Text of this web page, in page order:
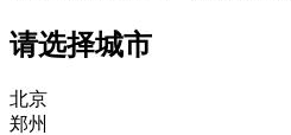
请选择城市
北京
郑州